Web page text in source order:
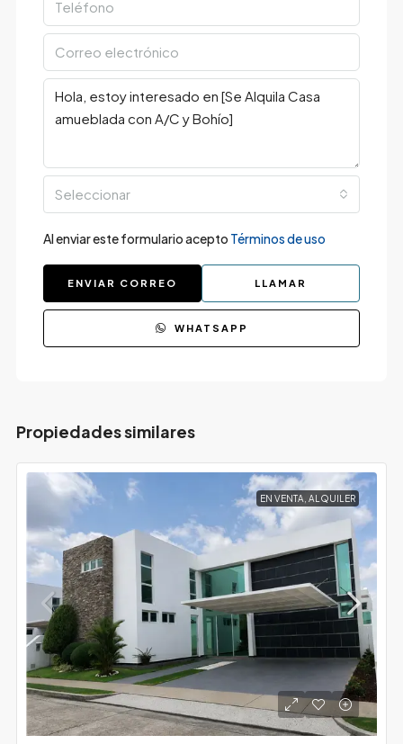
Seleccionar
Al enviar este formulario acepto Términos de uso
ENVIAR CORREO LLAMAR
WHATSAPP
Propiedades similares
EN VENTA, ALQUILER